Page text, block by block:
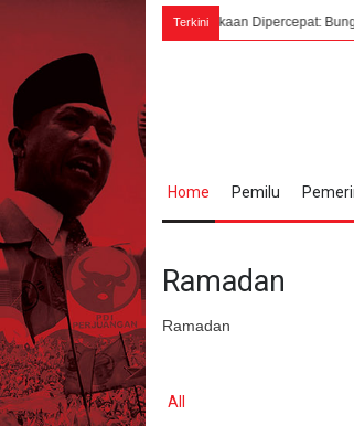
Terkini
Alur Kemerdekaan Dipercepat: Bung Karno Terima
Home Pemilu
Ramadan
Ramadan
All